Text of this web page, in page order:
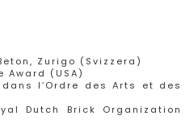
Zurigo (Svizzera)
Award (USA)
l’Ordre des Arts et des
Dutch Brick Organization